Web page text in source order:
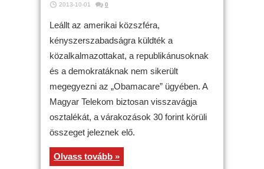
2013-10-01 0
Leállt az amerikai közszféra,
kényszerszabadságra küldték a
közalkalmazottakat, a republikánusoknak
és a demokratáknak nem sikerült
megegyezni az „Obamacare” ügyében. A
Magyar Telekom biztosan visszavágja
osztalékát, a várakozások 30 forint körüli
összeget jeleznek elő.
Olvass tovább »